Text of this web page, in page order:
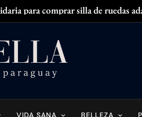
para comprar silla de ruedas
VIDA SANA BELLEZA